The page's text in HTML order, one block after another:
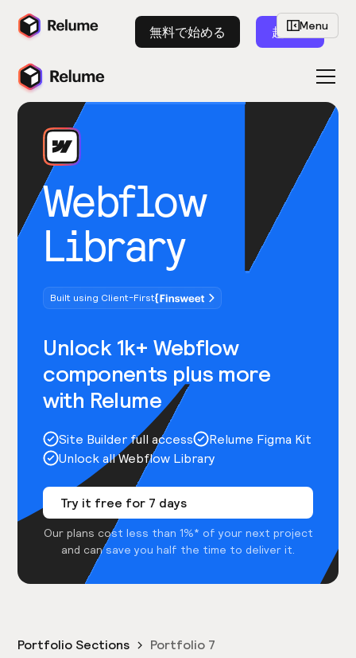
無料で始める 起動
Webflow
Library
Built using Client-First
Unlock 1k+ Webflow
components plus more
with Relume
Site Builder full access
Relume Figma Kit
Unlock all Webflow Library
Try it free for 7 days
Our plans cost less than 1%* of your next project
and can save you half the time to deliver it.
Menu
Portfolio Sections Portfolio 7